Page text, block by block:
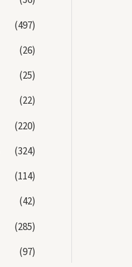
(497)
(26)
(25)
(22)
(220)
(324)
(114)
(42)
(285)
(97)